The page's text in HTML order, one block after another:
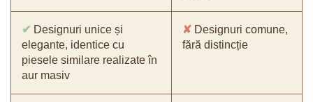
✔ Designuri unice și
elegante, identice cu
piesele similare realizate în
aur masiv
✘ Designuri comune,
fără distincție